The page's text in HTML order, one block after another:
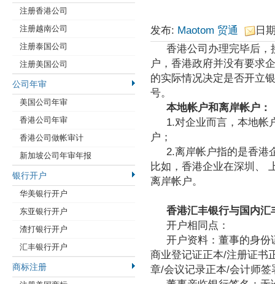
注册香港公司
注册越南公司
注册泰国公司
注册美国公司
公司年审
美国公司年审
香港公司年审
香港公司做帐审计
新加坡公司年审年报
银行开户
华美银行开户
东亚银行开户
渣打银行开户
汇丰银行开户
商标注册
发布: Maotom 贸通
日
香港公司办理完毕后
户，香港政府并没有要求
的实际情况决定是否开立
号。
本地帐户和离岸帐户：
1.对企业而言，本地帐
户；
2.离岸帐户指的是香港
比如，香港企业在深圳、
离岸帐户。
香港汇丰银行与国内汇
开户相同点：
开户资料：董事的身
商业登记证正本/注册证书
章/会议记录正本/会计师签